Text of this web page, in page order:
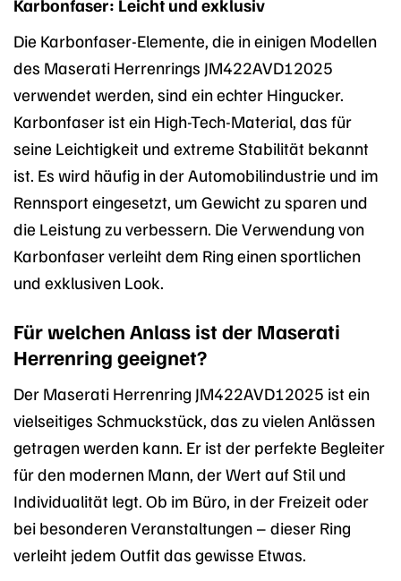
Karbonfaser: Leicht und exklusiv
Die Karbonfaser-Elemente, die in einigen Modellen
des Maserati Herrenrings JM422AVD12025
verwendet werden, sind ein echter Hingucker.
Karbonfaser ist ein High-Tech-Material, das für
seine Leichtigkeit und extreme Stabilität bekannt
ist. Es wird häufig in der Automobilindustrie und im
Rennsport eingesetzt, um Gewicht zu sparen und
die Leistung zu verbessern. Die Verwendung von
Karbonfaser verleiht dem Ring einen sportlichen
und exklusiven Look.
Für welchen Anlass ist der Maserati
Herrenring geeignet?
Der Maserati Herrenring JM422AVD12025 ist ein
vielseitiges Schmuckstück, das zu vielen Anlässen
getragen werden kann. Er ist der perfekte Begleiter
für den modernen Mann, der Wert auf Stil und
Individualität legt. Ob im Büro, in der Freizeit oder
bei besonderen Veranstaltungen – dieser Ring
verleiht jedem Outfit das gewisse Etwas.